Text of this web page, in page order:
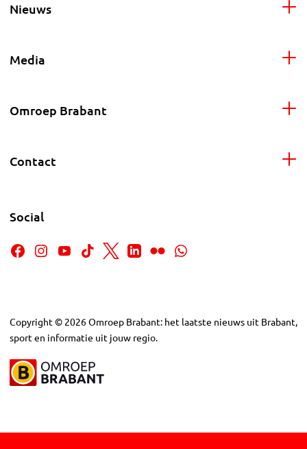
Nieuws
Media
Omroep Brabant
Contact
Social
Copyright © 2026Omroep Brabant: het laatste nieuws uit Brabant,
sport en informatie uit jouw regio.